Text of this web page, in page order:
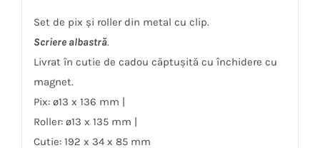
Set de pix și roller din metal cu clip.
Scriere albastră.
Livrat în cutie de cadou căptușită cu închidere cu
magnet.
Pix: ø13 x 136 mm |
Roller: ø13 x 135 mm |
Cutie: 192 x 34 x 85 mm